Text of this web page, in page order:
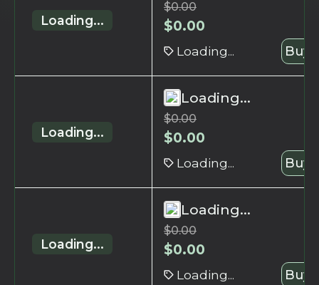
Loading...
$0.00
$0.00
Loading... Buy
Loading...
Loading...
$0.00
$0.00
Loading... Buy
Loading...
Loading...
$0.00
$0.00
Loading... Buy